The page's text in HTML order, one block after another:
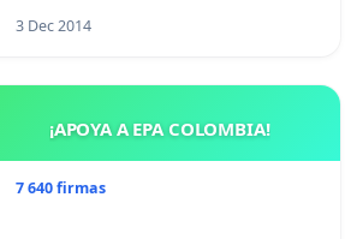
3 Dec 2014
¡APOYA A EPA COLOMBIA!
7 640 firmas